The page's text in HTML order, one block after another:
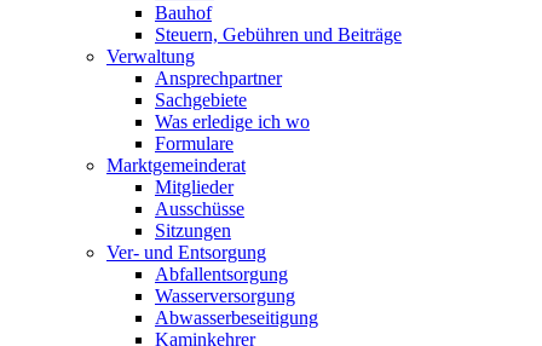
Bauhof
Steuern, Gebühren und Beiträge
Verwaltung
Ansprechpartner
Sachgebiete
Was erledige ich wo
Formulare
Marktgemeinderat
Mitglieder
Ausschüsse
Sitzungen
Ver- und Entsorgung
Abfallentsorgung
Wasserversorgung
Abwasserbeseitigung
Kaminkehrer